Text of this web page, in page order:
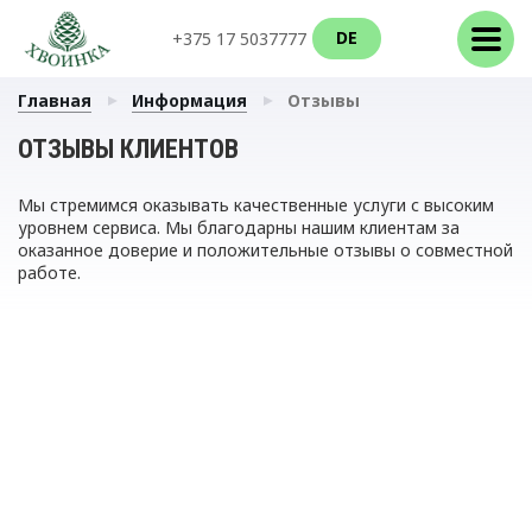
+375 17 5037777 DE
Главная Информация Отзывы
ОТЗЫВЫ КЛИЕНТОВ
Мы стремимся оказывать качественные услуги с высоким
уровнем сервиса. Мы благодарны нашим клиентам за
оказанное доверие и положительные отзывы о совместной
работе.